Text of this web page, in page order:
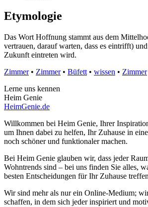
Etymologie
Das Wort Hoffnung stammt aus dem
vertrauen, darauf warten, dass es eintrifft)
Zukunft eintreten wird.
Zimmer• Zimmer• Büfett • wissen • Zimmer
Lerne uns kennen
Heim Genie
HeimGenie.de
Willkommen bei Heim Genie, Ihrer
um Ihnen dabei zu helfen, Ihr Zuhause in
noch schöner und funktionaler machen.
Bei Heim Genie glauben wir, dass jeder
Wohntrends sind – bei uns finden Sie alles,
besten Entscheidungen für Ihr Zuhause
Wir sind mehr als nur ein Online-Medium;
schaffen, in dem sich jeder inspiriert und